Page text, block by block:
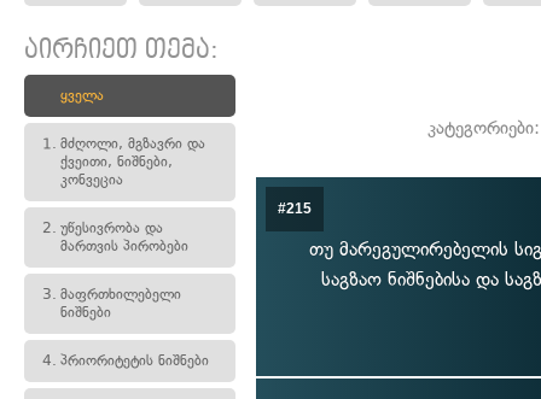
აირჩიეთ თემა:
ყველა
1. მძღოლი, მგზავრი და
ქვეითი, ნიშნები,
კონვეცია
2. უწესივრობა და
მართვის პირობები
3. მაფრთხილებელი
ნიშნები
4. პრიორიტეტის ნიშნები
#215
თუ მარეგულირებელის
საგზაო ნიშნებისა და